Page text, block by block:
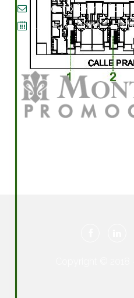
info@montevirey.com
Lun. – Vie. 09:00 – 17:00